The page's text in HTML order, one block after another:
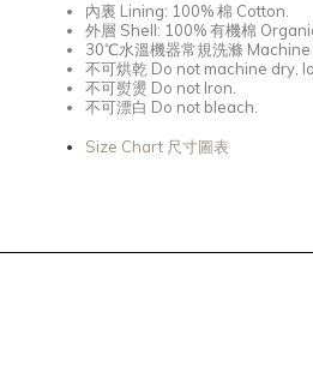
內裏 Lining: 100%棉 Cotton.
外層 Shell: 100%有機棉
30℃水溫機器常規洗滌
不可烘乾 Do not machine dry,
不可熨燙 Do not Iron.
不可漂白 Do not bleach.
Size Chart 尺寸圖表